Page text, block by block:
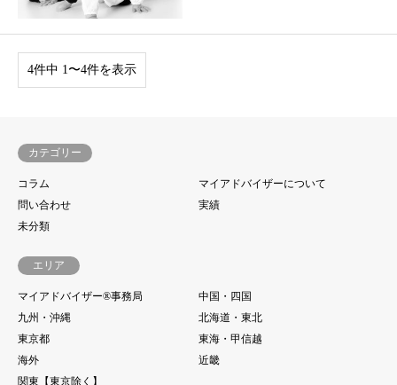
4件中 1〜4件を表示
カテゴリー
コラム
マイアドバイザーについて
問い合わせ
実績
未分類
エリア
マイアドバイザー®事務局
中国・四国
九州・沖縄
北海道・東北
東京都
東海・甲信越
海外
近畿
関東【東京除く】